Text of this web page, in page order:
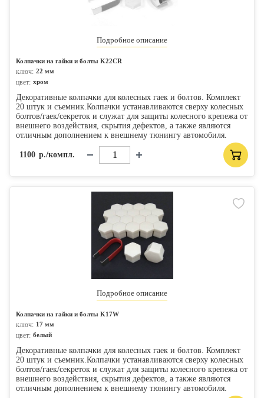
Подробное описание
Колпачки на гайки и болты K22CR
ключ: 22 мм
цвет: хром
Декоративные колпачки для колесных гаек и болтов. Комплект
20 штук и съемник.Колпачки устанавливаются сверху колесных
болтов/гаек/секреток и служат для защиты колесного крепежа от
внешнего воздействия, скрытия дефектов, а также являются
отличным дополнением к внешнему тюнингу автомобиля.
1100 р./компл.
Подробное описание
Колпачки на гайки и болты K17W
ключ: 17 мм
цвет: белый
Декоративные колпачки для колесных гаек и болтов. Комплект
20 штук и съемник.Колпачки устанавливаются сверху колесных
болтов/гаек/секреток и служат для защиты колесного крепежа от
внешнего воздействия, скрытия дефектов, а также являются
отличным дополнением к внешнему тюнингу автомобиля.